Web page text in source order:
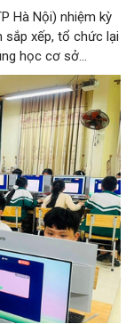
Hà Nội) nhiệm kỳ
sắp xếp, tổ chức lại
học cơ sở
tổ chức đảng
trên địa bàn xã.